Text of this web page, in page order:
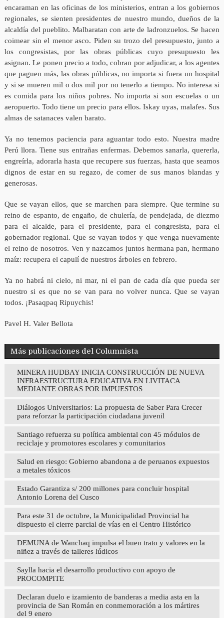
encaraman en las oficinas de los ministerios, entran a los gobiernos
regionales, se sienten presidentes de nuestro mundo, dueños de la
alcaldía del pueblito. Malbaratan con arte de ladronzuelos. Se hacen
coimear sin el menor asco. Piden su trozo del presupuesto, junto a
los congresistas, por las obras públicas cuyo presupuesto les
asignan. Le ponen precio a todo, cobran por adjudicar, a los agentes
que paguen más, las obras públicas, no importa si fuera un hospital
y si se mueren mil o dos mil por no tenerlo a tiempo. No interesa si
es comida para los niños pobres. No importa si son escuelas o un
aeropuerto. Todo tiene un precio para ellos. Iskay uyas, malafes. Sus
almas de satanaces valen barato.
Ya no tenemos paciencia para aguantar todo esto. Nuestra madre
Perú llora. Tiene sus entrañas enfermas. Debemos sanarla, quererla,
engreírla, adorarla hasta que recupere sus fuerzas, hasta que seamos
dignos de estar en su regazo, de comer de sus manos blandas y
generosas.
Que se vayan ellos, que se marchen para siempre. Que termine su
reino de espanto, de engaño, de chulería, de pendejada, de diezmo
para el alcalde, para el presidente, para el congresista, para el
gobernador regional. Que se vayan todos y que venga nuevamente
el reino de nosotros. Ven y nazcamos juntos hermana pan, hermano
maíz: recupera el capulí de nuestros árboles en febrero.
Ya no habrá ni cielo, ni mar, ni el pan de cada día que pueda ser
nuestro si es que no se van para no volver nunca. Que se vayan
todos. ¡Pasaqpaq Ripuychis!
Pavel H. Valer Bellota
Más publicaciones del Columnista
MINERA HUDBAY INICIA CONSTRUCCIÓN DE NUEVA
INFRAESTRUCTURA EDUCATIVA EN LIVITACA
MEDIANTE OBRAS POR IMPUESTOS
Diálogos Universitarios: La propuesta de Saber Para Crecer
para reforzar la participación ciudadana juvenil
Santiago refuerza su política ambiental con 45 módulos de
reciclaje y promotores escolares y comunitarios
Salud en riesgo: Gobierno abandona a de peruanos expuestos
a metales tóxicos
Estado Garantiza s/ 200 millones para concluir hospital
Antonio Lorena del Cusco
Para este 31 de octubre, la Municipalidad Provincial ha
dispuesto el cierre parcial de vías en el Centro Histórico
DEMUNA de Wanchaq impulsa el buen trato y valores en la
niñez a través de talleres lúdicos
Saylla hacia el desarrollo productivo con apoyo de
PROCOMPITE
Declaran duelo e izamiento de banderas a media asta en la
provincia de San Román en conmemoración a los mártires
del 9 enero